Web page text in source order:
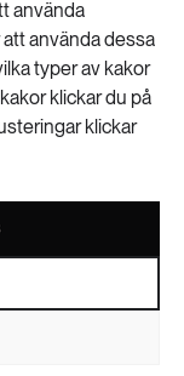
använda
använda dessa
typer av kakor
klickar du på
klickar